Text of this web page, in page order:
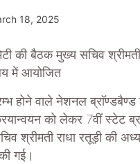
18, 2025
की बैठक मुख्य सचिव श्रीमती
में आयोजित
होने वाले नेशनल ब्राॅण्डबैण्ड
को लेकर 7वीं स्टेट
श्रीमती राधा रतूड़ी की
गई।